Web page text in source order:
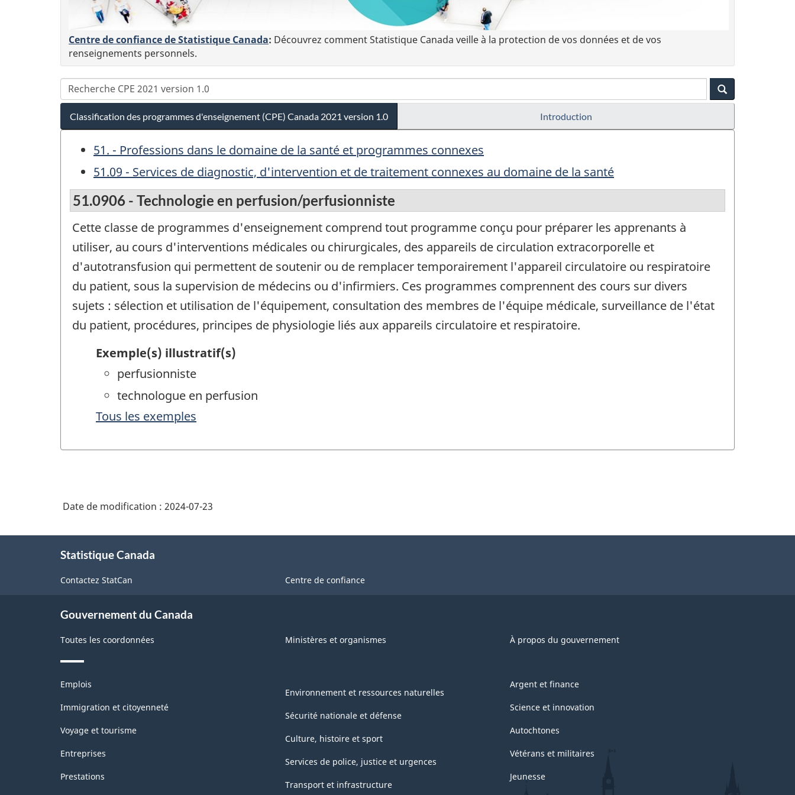
Centre de confiance de Statistique Canada: Découvrez comment Statistique Canada veille à la protection de vos données et de vos
renseignements personnels.
Classification des programmes d'enseignement (CPE) Canada 2021 version 1.0 Introduction
51. - Professions dans le domaine de la santé et programmes connexes
51.09 - Services de diagnostic, d'intervention et de traitement connexes au domaine de la santé
51.0906 - Technologie en perfusion/perfusionniste
Cette classe de programmes d'enseignement comprend tout programme conçu pour préparer les apprenants à
utiliser, au cours d'interventions médicales ou chirurgicales, des appareils de circulation extracorporelle et
d'autotransfusion qui permettent de soutenir ou de remplacer temporairement l'appareil circulatoire ou respiratoire
du patient, sous la supervision de médecins ou d'infirmiers. Ces programmes comprennent des cours sur divers
sujets : sélection et utilisation de l'équipement, consultation des membres de l'équipe médicale, surveillance de l'état
du patient, procédures, principes de physiologie liés aux appareils circulatoire et respiratoire.
Exemple(s) illustratif(s)
perfusionniste
technologue en perfusion
Tous les exemples
Date de modification : 2024-07-23
Statistique Canada
Contactez StatCan Centre de confiance
Gouvernement du Canada
Toutes les coordonnées Ministères et organismes À propos du gouvernement
Thèmes
sujets
Emplois
Immigration et citoyenneté
Voyage et tourisme
Entreprises
Prestations
Environnement et ressources naturelles
Sécurité nationale et défense
Culture, histoire et sport
Services de police, justice et urgences
Transport et infrastructure
Argent et finance
Science et innovation
Autochtones
Vétérans et militaires
Jeunesse